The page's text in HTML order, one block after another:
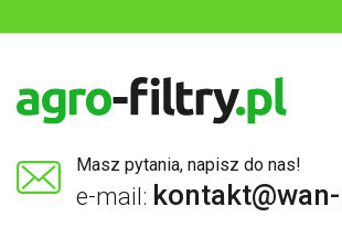
Masz pytania, napisz do nas!
e-mail: